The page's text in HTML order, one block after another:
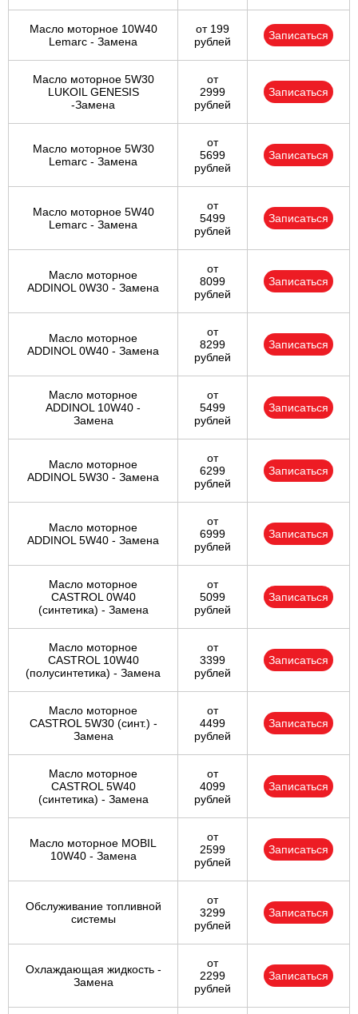
Масло моторное 10W40
Lemarc - Замена
от 199
рублей
Записаться
Масло моторное 5W30
LUKOIL GENESIS
-Замена
от
2999
рублей
Записаться
Масло моторное 5W30
Lemarc - Замена
от
5699
рублей
Записаться
Масло моторное 5W40
Lemarc - Замена
от
5499
рублей
Записаться
Масло моторное
ADDINOL 0W30 - Замена
от
8099
рублей
Записаться
Масло моторное
ADDINOL 0W40 - Замена
от
8299
рублей
Записаться
Масло моторное
ADDINOL 10W40 -
Замена
от
5499
рублей
Записаться
Масло моторное
ADDINOL 5W30 - Замена
от
6299
рублей
Записаться
Масло моторное
ADDINOL 5W40 - Замена
от
6999
рублей
Записаться
Масло моторное
CASTROL 0W40
(синтетика) - Замена
от
5099
рублей
Записаться
Масло моторное
CASTROL 10W40
(полусинтетика) - Замена
от
3399
рублей
Записаться
Масло моторное
CASTROL 5W30 (синт.) -
Замена
от
4499
рублей
Записаться
Масло моторное
CASTROL 5W40
(синтетика) - Замена
от
4099
рублей
Записаться
Масло моторное MOBIL
10W40 - Замена
от
2599
рублей
Записаться
Обслуживание топливной
системы
от
3299
рублей
Записаться
Охлаждающая жидкость -
Замена
от
2299
рублей
Записаться